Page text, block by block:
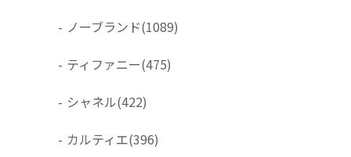
- ノーブランド(1089)
- ティファニー(475)
- シャネル(422)
- カルティエ(396)